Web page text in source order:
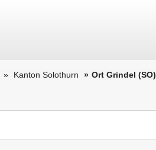
Kanton Solothurn Ort Grindel (SO)